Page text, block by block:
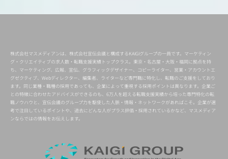
株式会社マスメディアンは、株式会社宣伝会議と構成するKAIGIグループの一員です。マーケティン
グ・クリエイティブの求人数・転職支援実績トップクラス。東京・名古屋・大阪・福岡に拠点を持
ち、マーケティング、広報、宣伝、グラフィックデザイナー、コピーライター、営業・アカウントエ
グゼクティブ、Webディレクター、編集者、ライターなど専門職に特化し、転職のご支援をしており
ます。同じ業種・職種の採用であっても、企業によって重視する採用ポイントは異なります。企業ご
との特徴に合わせたアドバイスができるのも、6万人を超える転職支援実績から培った専門特化の転
職ノウハウと、宣伝会議のグループ力を駆使した人脈・情報・ネットワークがあればこそ。企業が選
考で注目しているポイントや、過去にどんな人がプラス評価・採用されているかなど、マスメディア
ンならではの情報をお伝えします。